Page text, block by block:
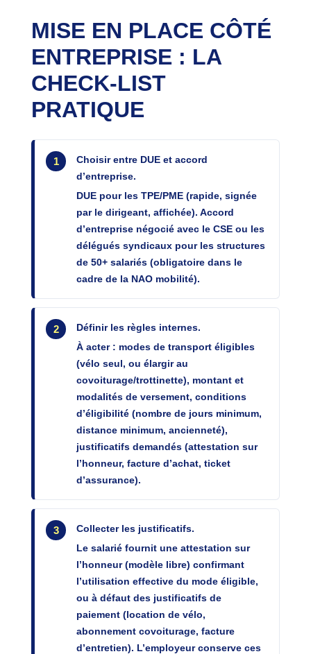
MISE EN PLACE CÔTÉ
ENTREPRISE : LA
CHECK-LIST
PRATIQUE
Choisir entre DUE et accord
d’entreprise.
DUE pour les TPE/PME (rapide, signée
par le dirigeant, affichée). Accord
d’entreprise négocié avec le CSE ou les
délégués syndicaux pour les structures
de 50+ salariés (obligatoire dans le
cadre de la NAO mobilité).
Définir les règles internes.
À acter : modes de transport éligibles
(vélo seul, ou élargir au
covoiturage/trottinette), montant et
modalités de versement, conditions
d’éligibilité (nombre de jours minimum,
distance minimum, ancienneté),
justificatifs demandés (attestation sur
l’honneur, facture d’achat, ticket
d’assurance).
Collecter les justificatifs.
Le salarié fournit une attestation sur
l’honneur (modèle libre) confirmant
l’utilisation effective du mode éligible,
ou à défaut des justificatifs de
paiement (location de vélo,
abonnement covoiturage, facture
d’entretien). L’employeur conserve ces